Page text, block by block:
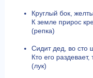
Круглый бок,
К земле прирос
(репка)
Сидит дед, во сто
Кто его
(лук)